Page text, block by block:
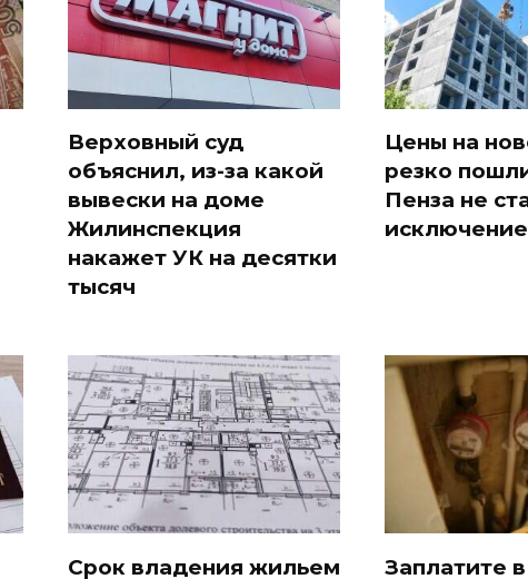
Верховный суд
объяснил, из-за какой
вывески на доме
Жилинспекция
накажет УК на десятки
тысяч
Цены на
резко
Пенза не
Срок владения жильем Заплатите